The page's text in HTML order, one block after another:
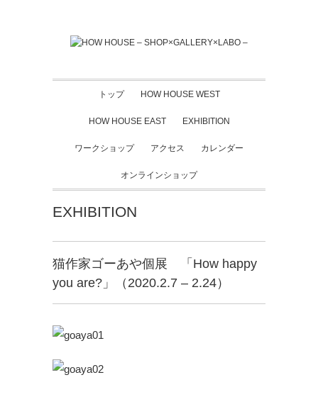
トップ HOW HOUSE WEST
HOW HOUSE EAST EXHIBITION
ワークショップ アクセス カレンダー
オンラインショップ
EXHIBITION
猫作家ゴーあや個展 「How happy
you are?」（2020.2.7 – 2.24）